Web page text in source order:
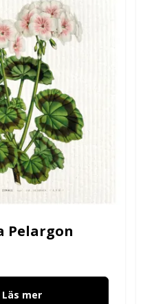
Pelargon
Läs mer